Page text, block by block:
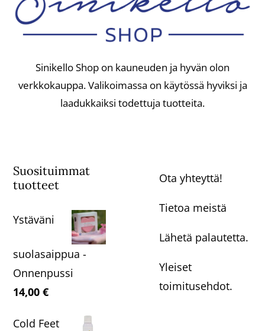
Sinikello Shop on kauneuden ja hyvän olon
verkkokauppa. Valikoimassa on käytössä hyviksi ja
laadukkaiksi todettuja tuotteita.
Suosituimmat
tuotteet
Ystäväni
suolasaippua -
Onnenpussi
14,00€
Cold Feet
Ota yhteyttä!
Tietoa meistä
Lähetä palautetta.
Yleiset
toimitusehdot.